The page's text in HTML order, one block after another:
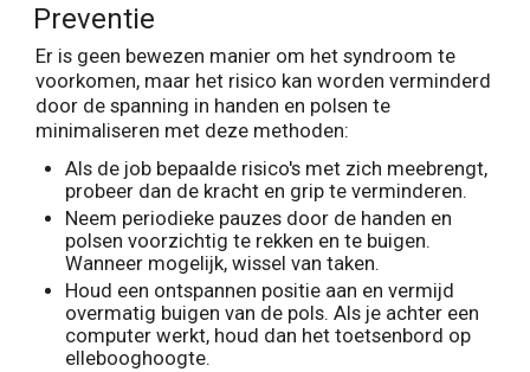
Preventie
Er is geen bewezen manier om het syndroom te
voorkomen, maar het risico kan worden verminderd
door de spanning in handen en polsen te
minimaliseren met deze methoden:
Als de job bepaalde risico's met zich meebrengt,
probeer dan de kracht en grip te verminderen.
Neem periodieke pauzes door de handen en
polsen voorzichtig te rekken en te buigen.
Wanneer mogelijk, wissel van taken.
Houd een ontspannen positie aan en vermijd
overmatig buigen van de pols. Als je achter een
computer werkt, houd dan het toetsenbord op
ellebooghoogte.